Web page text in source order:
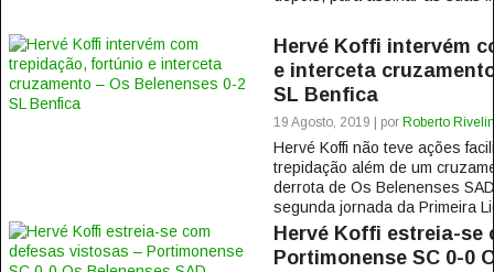
Hervé Koffi intervém
e interceta
SL Benfica
19 Agosto, 2019 | por Roberto
Hervé Koffi não teve ações
trepidação além de um
derrota de Os Belenenses
segunda jornada da Primeira
Hervé Koffi estreia-se
Portimonense SC 0-0